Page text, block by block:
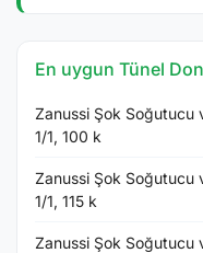
En uygun Tünel
Zanussi Şok Soğutucu
1/1, 100 k
Zanussi Şok Soğutucu
1/1, 115 k
Zanussi Şok Soğutucu